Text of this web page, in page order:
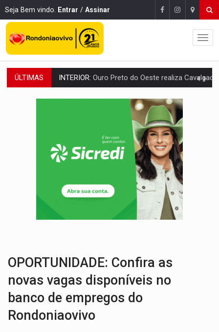
Seja Bem vindo. Entrar / Assinar
ÚLTIMAS DESENVOLVIMENTO:Ideb avança nos anos iniciais do ensino
VULGO 'UNIÃO':Chefe de facção criminosa é preso durante
CONVOCAÇÃO DAS ELEIÇÕES:
RO EMPREENDEDORA: 2ª edição da feira começa nesta quinta-feira (6) no
FORTALECIMENTO:Contratação de novos servidores reforça equipes do Cad
Condutor de carro avança cruzamento e deixa
'OS OLHOS DO BRASIL': Emanuel Neri transforma indignação e esperança em
SOB INVESTIGAÇÃO: Dentista de PVH é denunciado por transmitir HIV
OPORTUNIDADE: Confira as
novas vagas disponíveis no
banco de empregos do
Rondoniaovivo